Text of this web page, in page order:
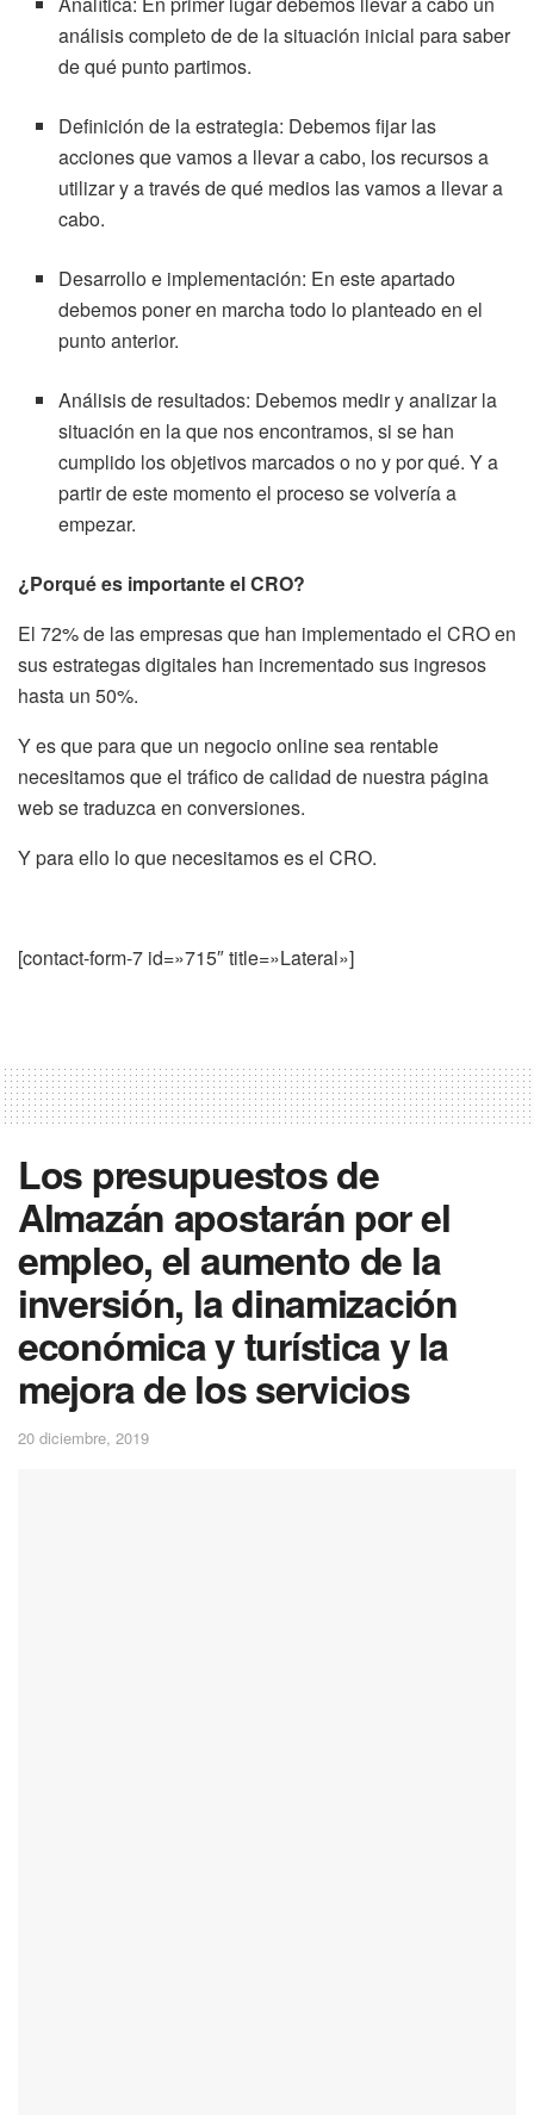
análisis completo de de la situación inicial para saber
de qué punto partimos.
Definición de la estrategia: Debemos fijar las
acciones que vamos a llevar a cabo, los recursos a
utilizar y a través de qué medios las vamos a llevar a
cabo.
Desarrollo e implementación: En este apartado
debemos poner en marcha todo lo planteado en el
punto anterior.
Análisis de resultados: Debemos medir y analizar la
situación en la que nos encontramos, si se han
cumplido los objetivos marcados o no y por qué. Y a
partir de este momento el proceso se volvería a
empezar.
¿Porqué es importante el CRO?
El 72% de las empresas que han implementado el CRO en
sus estrategas digitales han incrementado sus ingresos
hasta un 50%.
Y es que para que un negocio online sea rentable
necesitamos que el tráfico de calidad de nuestra página
web se traduzca en conversiones.
Y para ello lo que necesitamos es el CRO.
[contact-form-7 id=»715″ title=»Lateral»]
Los presupuestos de
Almazán apostarán por el
empleo, el aumento de la
inversión, la dinamización
económica y turística y la
mejora de los servicios
20 diciembre, 2019